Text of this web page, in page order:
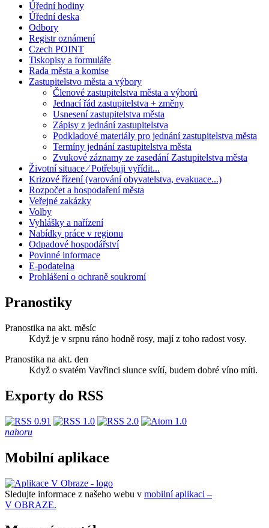
Úřední hodiny
Úřední deska
Odbory
Registr oznámení
Czech POINT
Tiskopisy a formuláře
Rada města a komise
Zastupitelstvo města a výbory
Členové zastupitelstva města a výborů
Jednací řád zastupitelstva + změny
Usnesení zastupitelstva města
Zápisy z jednání zastupitelstva
Podkladové materiály pro jednání zastupitelstva města
Termíny jednání zastupitelstva města
Zvukové záznamy ze zasedání Zastupitelstva města
Životní situace ⁄ Potřebuji vyřídit...
Krizové řízení (varování obyvatelstva, evakuace...)
Rozpočet a hospodaření města
Veřejné zakázky
Volby
Vyhlášky a nařízení
Nabídky práce v regionu
Odpadové hospodářství
Povinné informace
E-podatelna
Prohlášení o ochraně soukromí
Pranostiky
Pranostika na akt. měsíc
Když je v srpnu ráno hodně rosy, mají z toho radost vosy.
Pranostika na akt. den
Když o svatém Vavřinci slunce svítí, budem dobré víno míti.
Exporty do RSS
nahoru
Mobilní aplikace
Sledujte informace z našeho webu v mobilní aplikaci –
V OBRAZE.